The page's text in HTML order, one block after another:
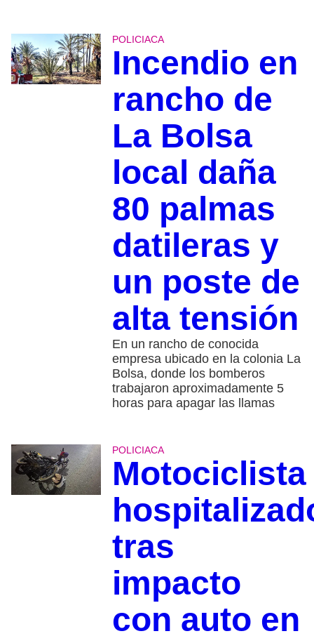
POLICIACA
Incendio en
rancho de
La Bolsa
local daña
80 palmas
datileras y
un poste de
alta tensión
En un rancho de conocida
empresa ubicado en la colonia La
Bolsa, donde los bomberos
trabajaron aproximadamente 5
horas para apagar las llamas
POLICIACA
Motociclista
tras
impacto
con auto en